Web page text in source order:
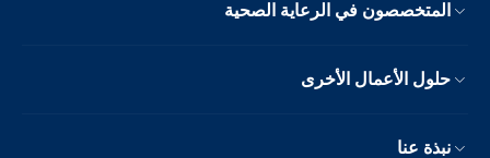
المتخصصون في الرعاية الصحية
حلول الأعمال الأخرى
نبذة عنا